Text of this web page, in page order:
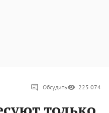
Обсудить 225 074